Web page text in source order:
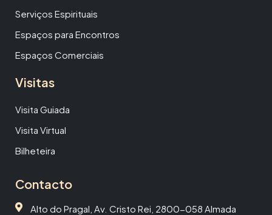
Serviços Espirituais
Espaços para Encontros
Espaços Comerciais
Visitas
Visita Guiada
Visita Virtual
Bilheteira
Contacto
Alto do Pragal, Av. Cristo Rei, 2800-058 Almada